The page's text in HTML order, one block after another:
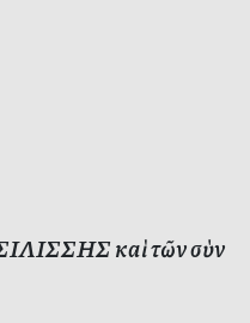
καὶ τῶν σὺν